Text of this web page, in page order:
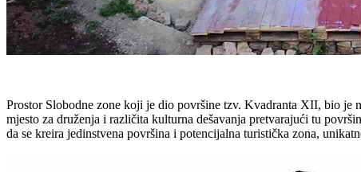
Prostor Slobodne zone koji je dio površine tzv. Kvadranta XII, bio je
mjesto za druženja i različita kulturna dešavanja pretvarajući tu
da se kreira jedinstvena površina i potencijalna turistička zona,